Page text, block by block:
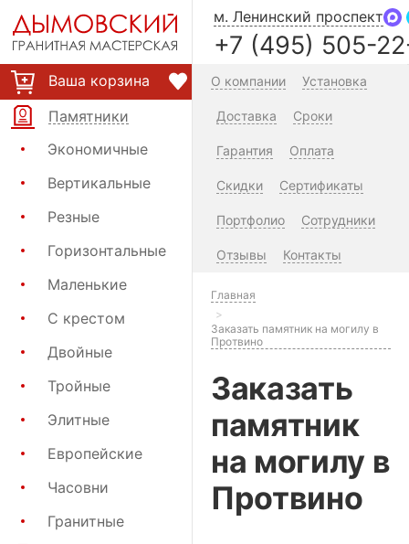
Ваша корзина
Памятники
Экономичные
Вертикальные
Резные
Горизонтальные
Маленькие
С крестом
Двойные
Тройные
Элитные
Европейские
Часовни
Гранитные
м. Ленинский проспект
+7 (495) 505-
О компании Установка
Доставка Сроки
Гарантия Оплата
Скидки Сертификаты
Портфолио Сотрудники
Отзывы Контакты
Главная
Заказать памятник на могилу в
Протвино
Заказать
памятник
на могилу в
Протвино